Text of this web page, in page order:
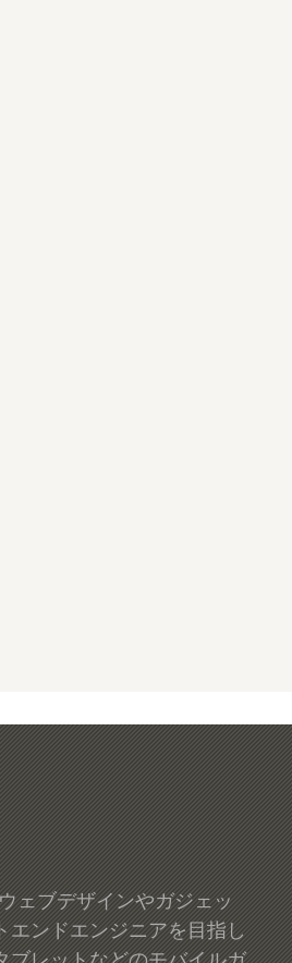
ェブデザインやガジェッ
エンドエンジニアを目指し